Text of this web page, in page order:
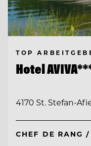
TOP
Hotel
4170 St. Stefan-